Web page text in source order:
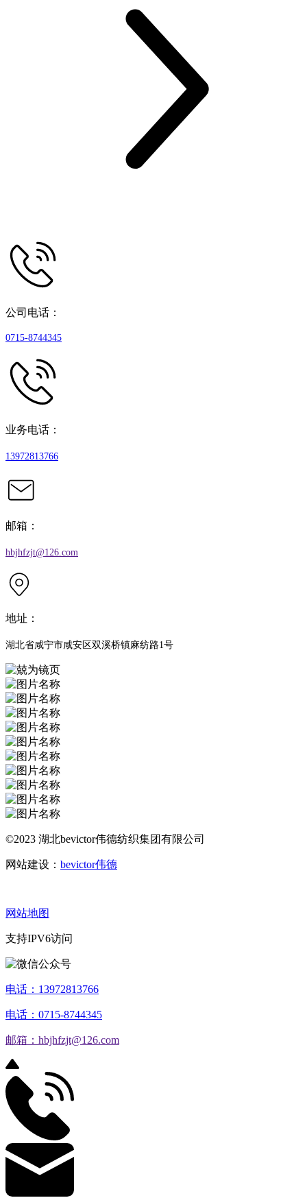
公司电话：
0715-8744345
业务电话：
13972813766
邮箱：
hbjhfzjt@126.com
地址：
湖北省咸宁市咸安区双溪桥镇麻纺路1号
©2023 湖北bevictor伟德纺织集团有限公司
网站建设： bevictor伟德
网站地图
支持IPV6访问
电话：13972813766
电话：0715-8744345
邮箱：hbjhfzjt@126.com